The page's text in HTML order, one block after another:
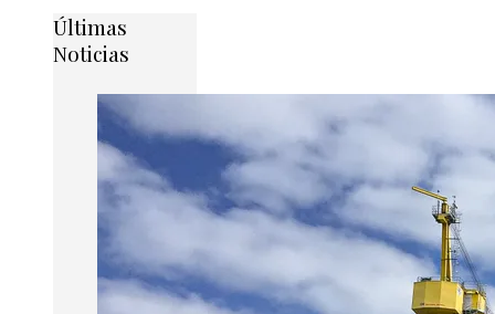
Últimas
Noticias